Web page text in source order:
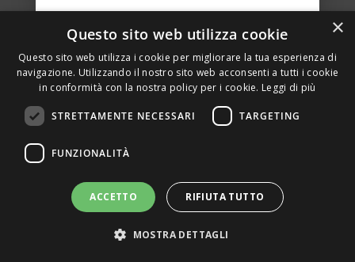
DELLA TORRE, 15 – 20127 – MILANO – P. IVA
SITO REALIZZATO DA GRAFICAEFOTO WEB AGENCY –
PARTNER SINTEL
×
Questo sito web utilizza cookie
Questo sito web utilizza i cookie per migliorare la tua esperienza di
navigazione. Utilizzando il nostro sito web acconsenti a tutti i cookie
in conformità con la nostra policy per i cookie. Leggi di più
STRETTAMENTE NECESSARI TARGETING
FUNZIONALITÀ
ACCETTO RIFIUTA TUTTO
MOSTRA DETTAGLI